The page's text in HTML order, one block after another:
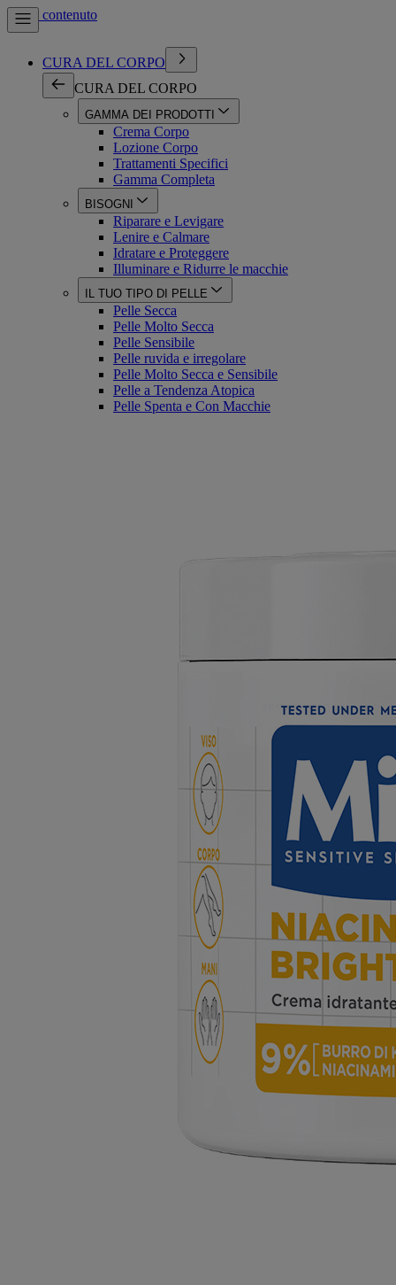
Vai al contenuto
CURA DEL CORPO
CURA DEL CORPO
GAMMA DEI PRODOTTI
Crema Corpo
Lozione Corpo
Trattamenti Specifici
Gamma Completa
BISOGNI
Riparare e Levigare
Lenire e Calmare
Idratare e Proteggere
Illuminare e Ridurre le macchie
IL TUO TIPO DI PELLE
Pelle Secca
Pelle Molto Secca
Pelle Sensibile
Pelle ruvida e irregolare
Pelle Molto Secca e Sensibile
Pelle a Tendenza Atopica
Pelle Spenta e Con Macchie